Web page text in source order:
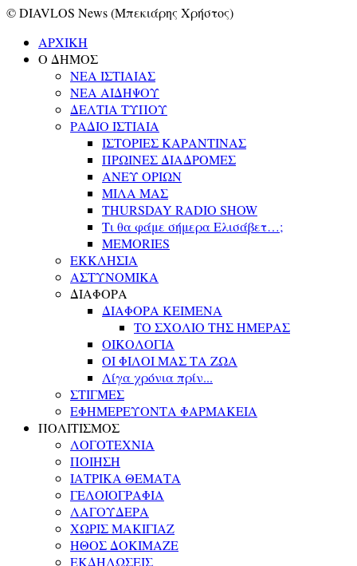
© DIAVLOS News (Μπεκιάρης Χρήστος)
ΑΡΧΙΚΗ
Ο ΔΗΜΟΣ
ΝΕΑ ΙΣΤΙΑΙΑΣ
ΝΕΑ ΑΙΔΗΨΟΥ
ΔΕΛΤΙΑ ΤΥΠΟΥ
ΡΑΔΙΟ ΙΣΤΙΑΙΑ
ΙΣΤΟΡΙΕΣ ΚΑΡΑΝΤΙΝΑΣ
ΠΡΩΙΝΕΣ ΔΙΑΔΡΟΜΕΣ
ΑΝΕΥ ΟΡΙΩΝ
ΜΙΛΑ ΜΑΣ
THURSDAY RADIO SHOW
Τι θα φάμε σήμερα Ελισάβετ…;
MEMORIES
ΕΚΚΛΗΣΙΑ
ΑΣΤΥΝΟΜΙΚΑ
ΔΙΑΦΟΡΑ
ΔΙΑΦΟΡΑ ΚΕΙΜΕΝΑ
ΤΟ ΣΧΟΛΙΟ ΤΗΣ ΗΜΕΡΑΣ
ΟΙΚΟΛΟΓΙΑ
ΟΙ ΦΙΛΟΙ ΜΑΣ ΤΑ ΖΩΑ
Λίγα χρόνια πρίν...
ΣΤΙΓΜΕΣ
ΕΦΗΜΕΡΕΥΟΝΤΑ ΦΑΡΜΑΚΕΙΑ
ΠΟΛΙΤΙΣΜΟΣ
ΛΟΓΟΤΕΧΝΙΑ
ΠΟΙΗΣΗ
ΙΑΤΡΙΚΑ ΘΕΜΑΤΑ
ΓΕΛΟΙΟΓΡΑΦΙΑ
ΛΑΓΟΥΔΕΡΑ
ΧΩΡΙΣ ΜΑΚΙΓΙΑΖ
ΗΘΟΣ ΔΟΚΙΜΑΖΕ
ΕΚΔΗΛΩΣΕΙΣ